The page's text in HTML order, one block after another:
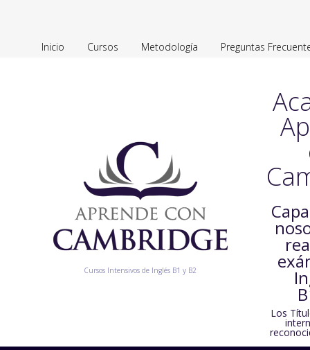
Inicio Cursos Metodología Preguntas
Cursos Intensivos de Inglés B1 y B2
Los